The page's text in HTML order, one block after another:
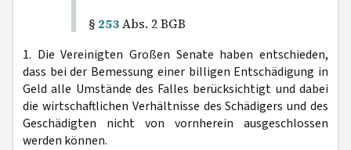
§ 253Abs. 2 BGB
1. Die Vereinigten Großen Senate haben entschieden,
dass bei der Bemessung einer billigen Entschädigung in
Geld alle Umstände des Falles berücksichtigt und dabei
die wirtschaftlichen Verhältnisse des Schädigers und des
Geschädigten nicht von vornherein ausgeschlossen
werden können.